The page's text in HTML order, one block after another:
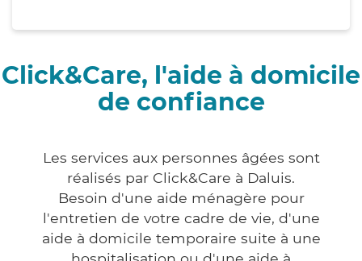
Click&Care, l'aide à domicile
de confiance
Les services aux personnes âgées sont
réalisés par Click&Care à Daluis.
Besoin d'une aide ménagère pour
l'entretien de votre cadre de vie, d'une
aide à domicile temporaire suite à une